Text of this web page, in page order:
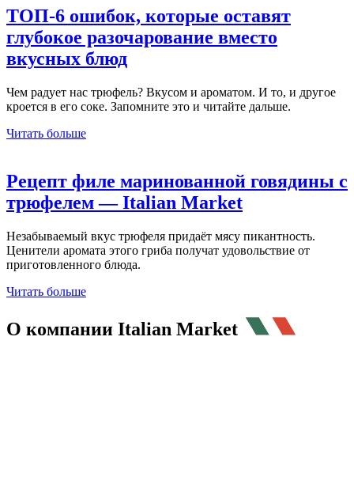
ТОП-6 ошибок, которые оставят
глубокое разочарование вместо
вкусных блюд
Чем радует нас трюфель? Вкусом и ароматом. И то, и другое
кроется в его соке. Запомните это и читайте дальше.
Читать больше
Рецепт филе маринованной говядины с
трюфелем — Italian Market
Незабываемый вкус трюфеля придаёт мясу пикантность.
Ценители аромата этого гриба получат удовольствие от
приготовленного блюда.
Читать больше
О компании Italian Market